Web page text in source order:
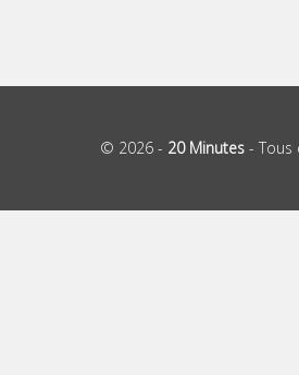
© 2026 - 20 Minutes -